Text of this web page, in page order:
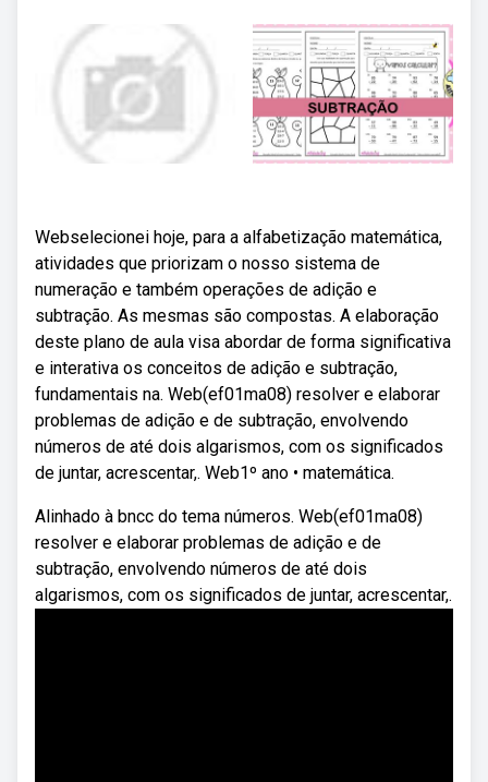
Webselecionei hoje, para a alfabetização matemática,
atividades que priorizam o nosso sistema de
numeração e também operações de adição e
subtração. As mesmas são compostas. A elaboração
deste plano de aula visa abordar de forma significativa
e interativa os conceitos de adição e subtração,
fundamentais na. Web(ef01ma08) resolver e elaborar
problemas de adição e de subtração, envolvendo
números de até dois algarismos, com os significados
de juntar, acrescentar,. Web1º ano • matemática.
Alinhado à bncc do tema números. Web(ef01ma08)
resolver e elaborar problemas de adição e de
subtração, envolvendo números de até dois
algarismos, com os significados de juntar, acrescentar,.